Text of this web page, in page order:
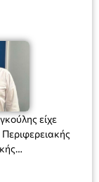
είχε
κ. Ιωάννη